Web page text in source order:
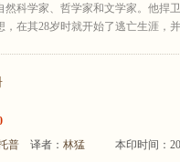
然科学家、哲学家和文学家。他捍
，在其28岁时就开始了逃亡生涯，
普 译者： 林猛
本印时间：